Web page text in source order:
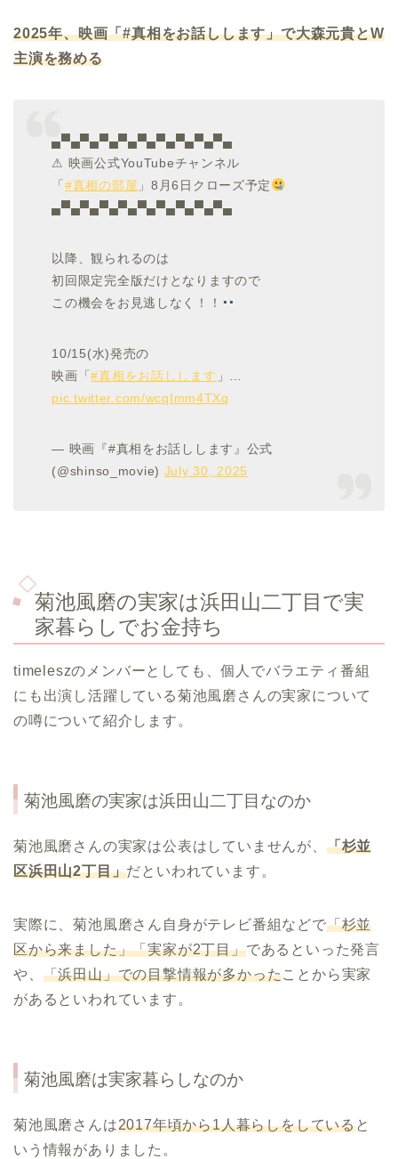
2025年、映画「#真相をお話しします」で大森元貴とW
主演を務める
▄▀▄▀▄▀▄▀▄▀▄▀▄▀▄▀▄▀▄
⚠ 映画公式YouTubeチャンネル
「 #真相の部屋 」8月6日クローズ予定
▄▀▄▀▄▀▄▀▄▀▄▀▄▀▄▀▄▀▄
以降、観られるのは
初回限定完全版だけとなりますので
この機会をお見逃しなく！！
10/15(水)発売の
映画「#真相をお話しします 」…
pic.twitter.com/wcqImm4TXq
— 映画『#真相をお話しします』公式
(@shinso_movie) July 30, 2025
菊池風磨の実家は浜田山二丁目で実
家暮らしでお金持ち
timeleszのメンバーとしても、個人でバラエティ番組
にも出演し活躍している菊池風磨さんの実家について
の噂について紹介します。
菊池風磨の実家は浜田山二丁目なのか
菊池風磨さんの実家は公表はしていませんが、 「杉並
区浜田山2丁目」だといわれています。
実際に、菊池風磨さん自身がテレビ番組などで「杉並
区から来ました」「実家が2丁目」であるといった発言
や、 「浜田山」での目撃情報が多かったことから実家
があるといわれています。
菊池風磨は実家暮らしなのか
菊池風磨さんは2017年頃から1人暮らしをしていると
いう情報がありました。